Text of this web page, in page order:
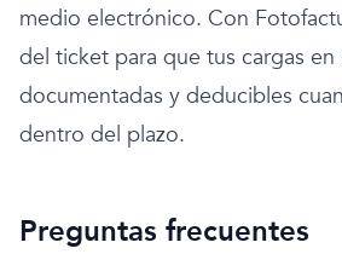
medio electrónico. Con
del ticket para que tus cargas
documentadas y deducibles
dentro del plazo.
Preguntas frecuentes